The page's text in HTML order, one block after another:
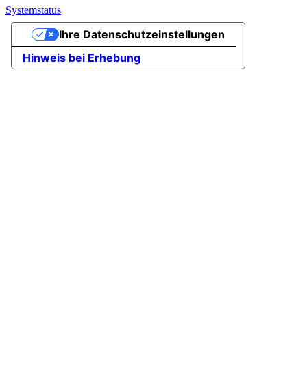
Systemstatus
Hinweis bei Erhebung
Ihre Datenschutzeinstellungen